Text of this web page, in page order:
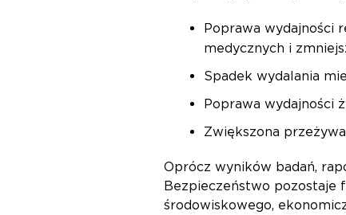
Poprawa wydajności
medycznych i
Spadek wydalania
Poprawa wydajności
Zwiększona
Oprócz wyników badań,
Bezpieczeństwo pozostaje
środowiskowego,